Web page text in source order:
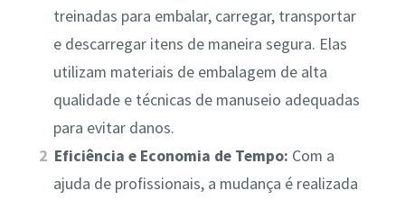
treinadas para embalar, carregar, transportar
e descarregar itens de maneira segura. Elas
utilizam materiais de embalagem de alta
qualidade e técnicas de manuseio adequadas
para evitar danos.
Eficiência e Economia de Tempo: Com a
ajuda de profissionais, a mudança é realizada